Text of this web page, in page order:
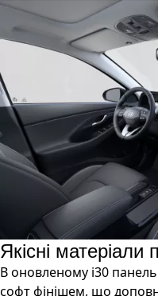
Якісні матеріали
В оновленому і30
софт фінішем, що